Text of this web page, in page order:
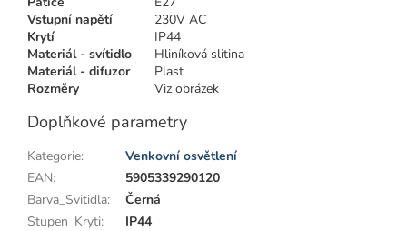
Vstupní napětí
230V AC
Krytí
IP44
Materiál - svítidlo
Hliníková slitina
Materiál - difuzor
Plast
Rozměry
Viz obrázek
Doplňkové parametry
Kategorie:
Venkovní osvětlení
EAN:
5905339290120
Barva_Svitidla:
Černá
Stupen_Kryti:
IP44